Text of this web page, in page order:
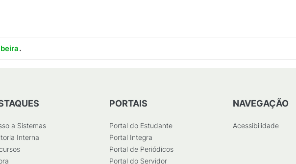
.
a Sistemas
Interna
PORTAIS
Portal do Estudante
Portal Integra
Portal de Periódicos
Portal do Servidor
NAVEGAÇÃO
Acessibilidade